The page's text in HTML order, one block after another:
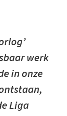
werk
in onze
Liga